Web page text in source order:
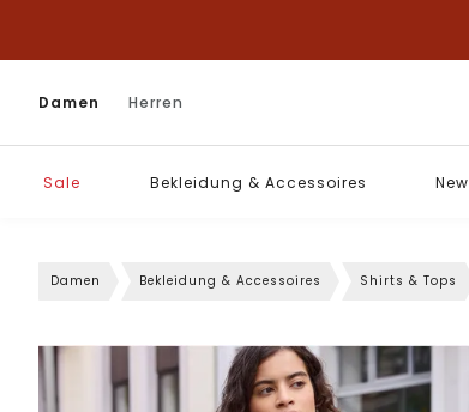
Damen Herren
Sale Bekleidung & Accessoires New
Damen Bekleidung & Accessoires Shirts & Tops